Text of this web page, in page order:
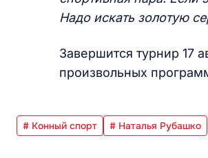
Надо искать золотую
Завершится турнир 17
произвольных
# Конный спорт # Наталья Рубашко